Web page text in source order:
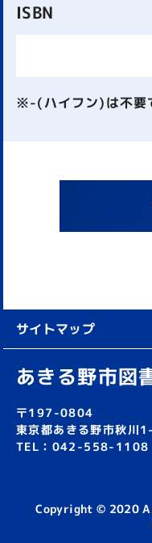
ISBN
※-(ハイフン)は不要
サイトマップ
あきる野市図
〒197-0804
東京都あきる野市秋川
TEL：042-558-1108
Copyright © 2020